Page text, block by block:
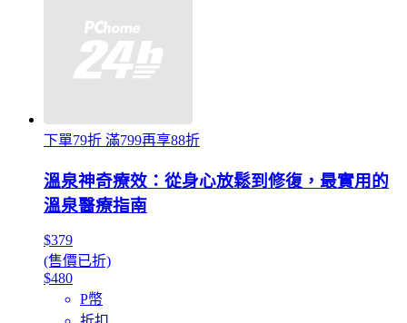
下單79折 滿799再享88折
溫泉神奇療效：從身心放鬆到修復，最實用的
溫泉醫療指南
$379
(售價已折)
$480
P幣